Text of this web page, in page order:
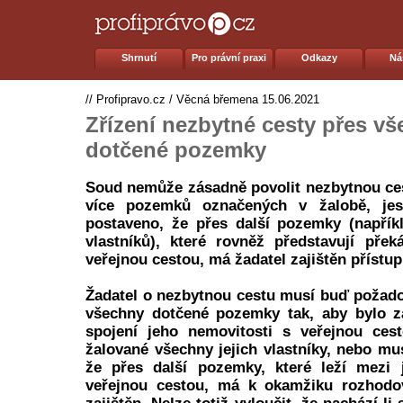
Shrnutí Pro právní praxi Odkazy
// Profipravo.cz / Věcná břemena15.06.2021
Zřízení nezbytné cesty přes
dotčené pozemky
Soud nemůže zásadně povolit nezbytnou
více pozemků označených v žalobě,
postaveno, že přes další pozemky
vlastníků), které rovněž představují
veřejnou cestou, má žadatel zajištěn
Žadatel o nezbytnou cestu musí buď
všechny dotčené pozemky tak, aby bylo
spojení jeho nemovitosti s veřejnou
žalované všechny jejich vlastníky, nebo
že přes další pozemky, které leží mezi
veřejnou cestou, má k okamžiku